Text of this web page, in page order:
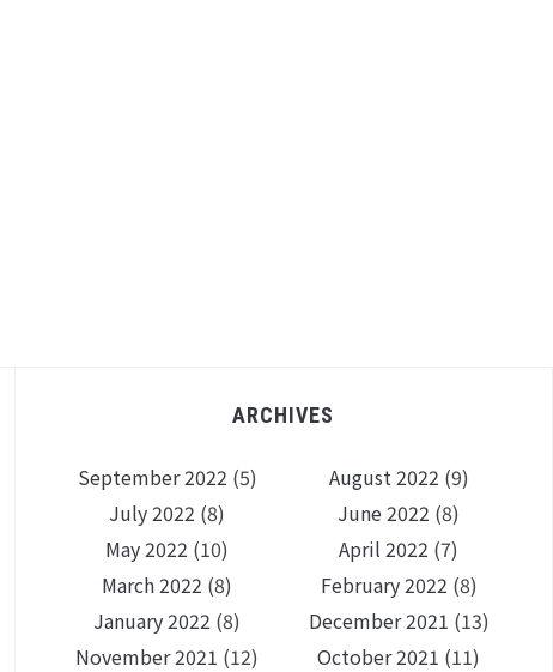
ARCHIVES
September 2022 (5) August 2022 (9)
July 2022 (8) June 2022 (8)
May 2022 (10) April 2022 (7)
March 2022 (8) February 2022 (8)
January 2022 (8) December 2021 (13)
November 2021 (12) October 2021 (11)